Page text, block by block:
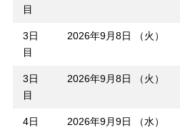
目
3日
目
2026年9月8日 （火）
3日
目
2026年9月8日 （火）
4日
2026年9月9日 （水）